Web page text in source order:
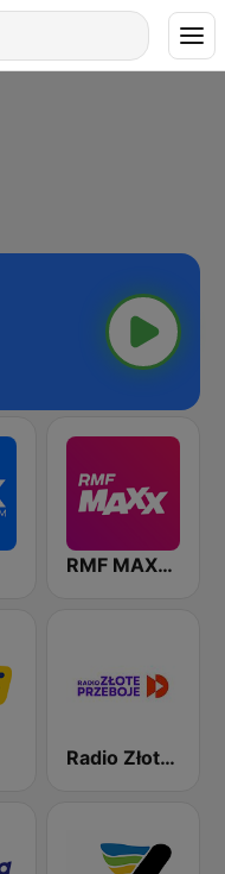
RMF MAXXX
Radio Złote Przeboje